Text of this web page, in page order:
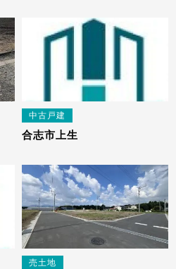
中古戸建
合志市上生
売土地